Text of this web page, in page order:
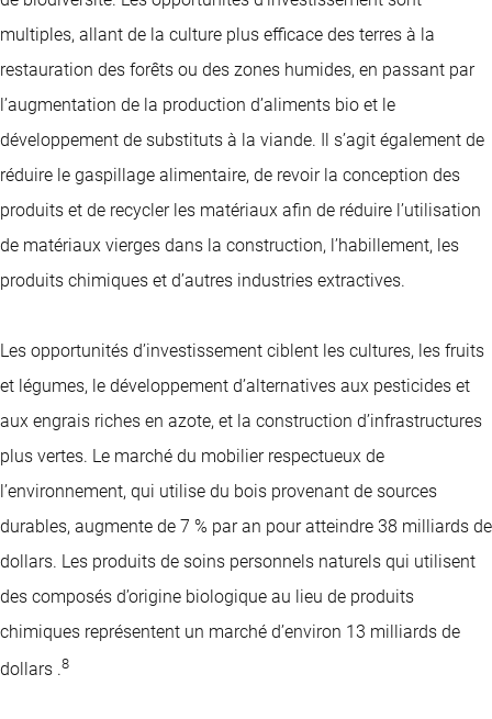
multiples, allant de la culture plus efficace des terres à la
restauration des forêts ou des zones humides, en passant par
l’augmentation de la production d’aliments bio et le
développement de substituts à la viande. Il s’agit également de
réduire le gaspillage alimentaire, de revoir la conception des
produits et de recycler les matériaux afin de réduire l’utilisation
de matériaux vierges dans la construction, l’habillement, les
produits chimiques et d’autres industries extractives.
Les opportunités d’investissement ciblent les cultures, les fruits
et légumes, le développement d’alternatives aux pesticides et
aux engrais riches en azote, et la construction d’infrastructures
plus vertes. Le marché du mobilier respectueux de
l’environnement, qui utilise du bois provenant de sources
durables, augmente de 7 % par an pour atteindre 38 milliards de
dollars. Les produits de soins personnels naturels qui utilisent
des composés d’origine biologique au lieu de produits
chimiques représentent un marché d’environ 13 milliards de
dollars .8